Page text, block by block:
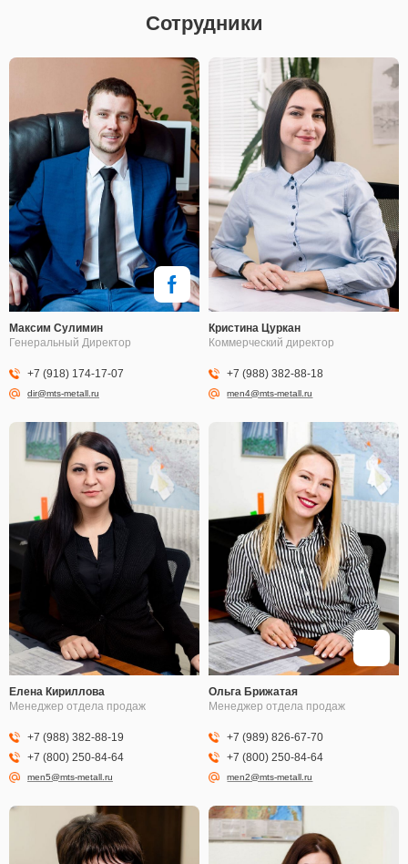
Сотрудники
Максим Сулимин
Генеральный Директор
+7 (918) 174-17-07
dir@mts-metall.ru
Кристина Цуркан
Коммерческий директор
+7 (988) 382-88-18
men4@mts-metall.ru
Елена Кириллова
Менеджер отдела продаж
+7 (988) 382-88-19
+7 (800) 250-84-64
men5@mts-metall.ru
Ольга Брижатая
Менеджер отдела продаж
+7 (989) 826-67-70
+7 (800) 250-84-64
men2@mts-metall.ru